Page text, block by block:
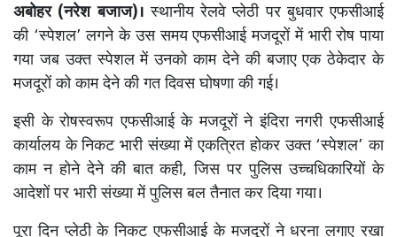
अबोहर (नरेश बजाज)। स्थानीय रेलवे प्लेठी पर बुधवार एफसीआई
की ‘स्पेशल’ लगने के उस समय एफसीआई मजदूरों में भारी रोष पाया
गया जब उक्त स्पेशल में उनको काम देने की बजाए एक ठेकेदार के
मजदूरों को काम देने की गत दिवस घोषणा की गई।
इसी के रोषस्वरूप एफसीआई के मजदूरों ने इंदिरा नगरी एफसीआई
कार्यालय के निकट भारी संख्या में एकत्रित होकर उक्त ‘स्पेशल’ का
काम न होने देने की बात कही, जिस पर पुलिस उच्चधिकारियों के
आदेशों पर भारी संख्या में पुलिस बल तैनात कर दिया गया।
पूरा दिन प्लेठी के निकट एफसीआई के मजदूरों ने धरना लगाए रखा